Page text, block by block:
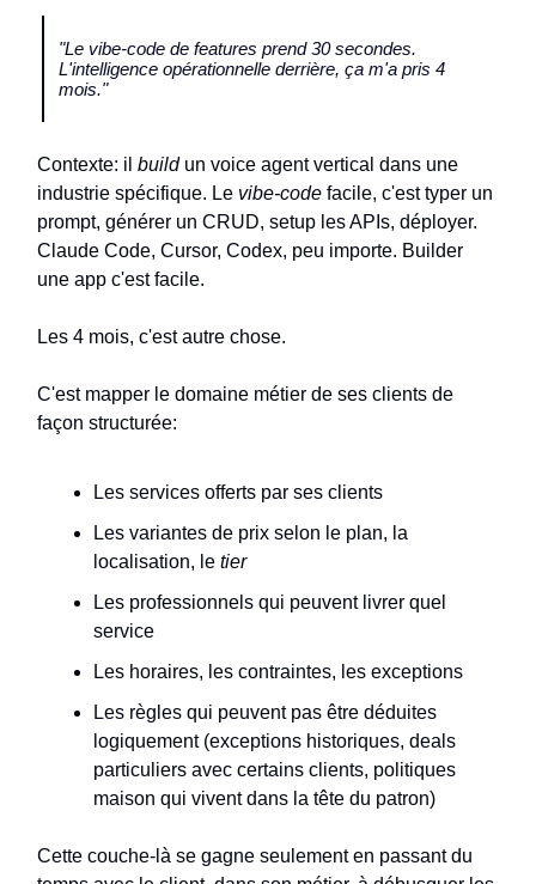
"Le vibe-code de features prend 30 secondes.
L'intelligence opérationnelle derrière, ça m'a pris 4
mois."
Contexte: il buildun voice agent vertical dans une
industrie spécifique. Le vibe-code facile, c'est typer un
prompt, générer un CRUD, setup les APIs, déployer.
Claude Code, Cursor, Codex, peu importe. Builder
une app c'est facile.
Les 4 mois, c'est autre chose.
C'est mapper le domaine métier de ses clients de
façon structurée:
Les services offerts par ses clients
Les variantes de prix selon le plan, la
localisation, le tier
Les professionnels qui peuvent livrer quel
service
Les horaires, les contraintes, les exceptions
Les règles qui peuvent pas être déduites
logiquement (exceptions historiques, deals
particuliers avec certains clients, politiques
maison qui vivent dans la tête du patron)
Cette couche-là se gagne seulement en passant du